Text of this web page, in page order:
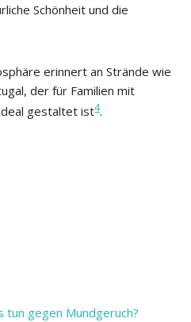
Schönheit und die
erinnert an Strände wie
der für Familien mit
gestaltet ist4.
tun gegen Mundgeruch?